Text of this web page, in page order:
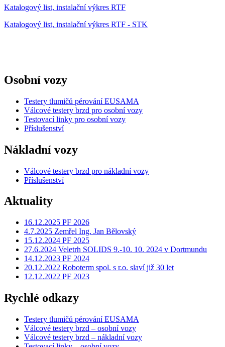
Katalogový list, instalační výkres RTF
Katalogový list, instalační výkres RTF - STK
Osobní vozy
Testery tlumičů pérování EUSAMA
Válcové testery brzd pro osobní vozy
Testovací linky pro osobní vozy
Příslušenství
Nákladní vozy
Válcové testery brzd pro nákladní vozy
Příslušenství
Aktuality
16.12.2025 PF 2026
4.7.2025 Zemřel Ing. Jan Bělovský
15.12.2024 PF 2025
27.6.2024 Veletrh SOLIDS 9.-10. 10. 2024 v Dortmundu
14.12.2023 PF 2024
20.12.2022 Roboterm spol. s r.o. slaví již 30 let
12.12.2022 PF 2023
Rychlé odkazy
Testery tlumičů pérování EUSAMA
Válcové testery brzd – osobní vozy
Válcové testery brzd – nákladní vozy